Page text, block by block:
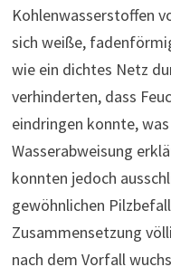
Kohlenwasserstoffen
sich weiße,
wie ein dichtes Netz
verhinderten, dass
eindringen konnte,
Wasserabweisung
konnten jedoch
gewöhnlichen
Zusammensetzung
nach dem Vorfall